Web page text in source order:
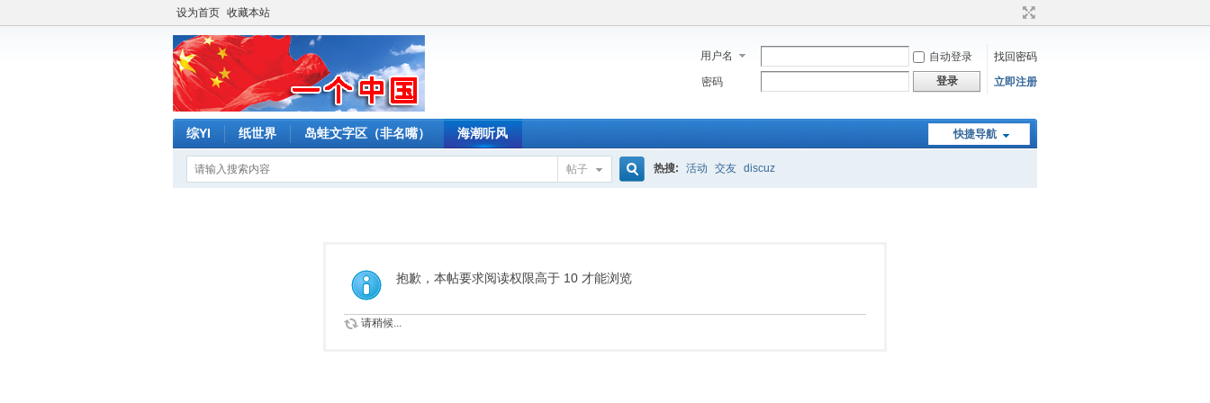
设为首页 收藏本站
用户名 自动登录
找回密码
密码
登录 立即注册
快捷导航
综YI 纸世界 岛蛙文字区（非名嘴） 海潮听风
帖子
索
热搜: 活动 交友 discuz
抱歉，本帖要求阅读权限高于 10 才能浏览
请稍候...